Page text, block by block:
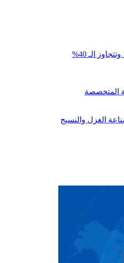
المتخصصة
الغزل والنسيج